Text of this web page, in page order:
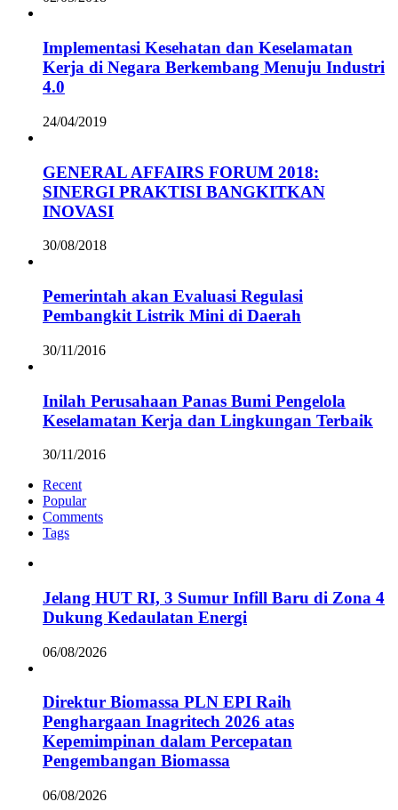
Implementasi Kesehatan dan Keselamatan
Kerja di Negara Berkembang Menuju Industri
4.0
24/04/2019
GENERAL AFFAIRS FORUM 2018:
SINERGI PRAKTISI BANGKITKAN
INOVASI
30/08/2018
Pemerintah akan Evaluasi Regulasi
Pembangkit Listrik Mini di Daerah
30/11/2016
Inilah Perusahaan Panas Bumi Pengelola
Keselamatan Kerja dan Lingkungan Terbaik
30/11/2016
Recent
Popular
Comments
Tags
Jelang HUT RI, 3 Sumur Infill Baru di Zona 4
Dukung Kedaulatan Energi
06/08/2026
Direktur Biomassa PLN EPI Raih
Penghargaan Inagritech 2026 atas
Kepemimpinan dalam Percepatan
Pengembangan Biomassa
06/08/2026